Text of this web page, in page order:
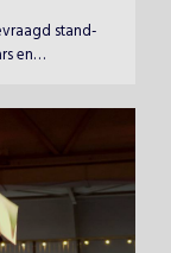
stand-
en
onderwerp van
nooit zo